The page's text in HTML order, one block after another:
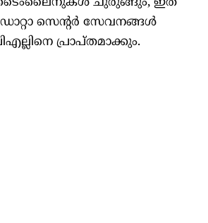
സെന്റർ സേവനങ്ങൾ
പ്രാപ്തമാക്കും.